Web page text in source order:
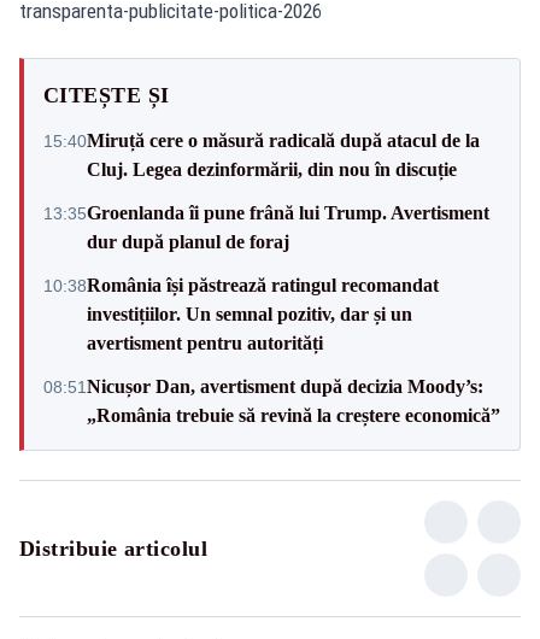
transparenta-publicitate-politica-2026
CITEȘTE ȘI
15:40Miruță cere o măsură radicală după atacul de la
Cluj. Legea dezinformării, din nou în discuție
13:35Groenlanda îi pune frână lui Trump. Avertisment
dur după planul de foraj
10:38România își păstrează ratingul recomandat
investițiilor. Un semnal pozitiv, dar și un
avertisment pentru autorități
08:51Nicușor Dan, avertisment după decizia Moody’s:
„România trebuie să revină la creștere economică”
Distribuie articolul